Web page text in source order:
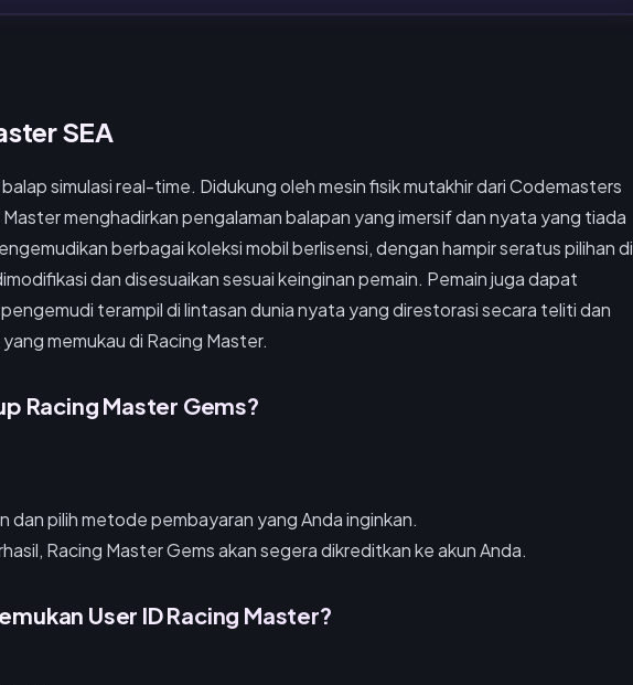
SEA
simulasi real-time. Didukung oleh mesin fisik mutakhir dari Codemasters
menghadirkan pengalaman balapan yang imersif dan nyata yang tiada
berbagai koleksi mobil berlisensi, dengan hampir seratus pilihan di
dan disesuaikan sesuai keinginan pemain. Pemain juga dapat
terampil di lintasan dunia nyata yang direstorasi secara teliti dan
memukau di Racing Master.
Racing Master Gems?
dan pilih metode pembayaran yang Anda inginkan.
Racing Master Gems akan segera dikreditkan ke akun Anda.
User ID Racing Master?